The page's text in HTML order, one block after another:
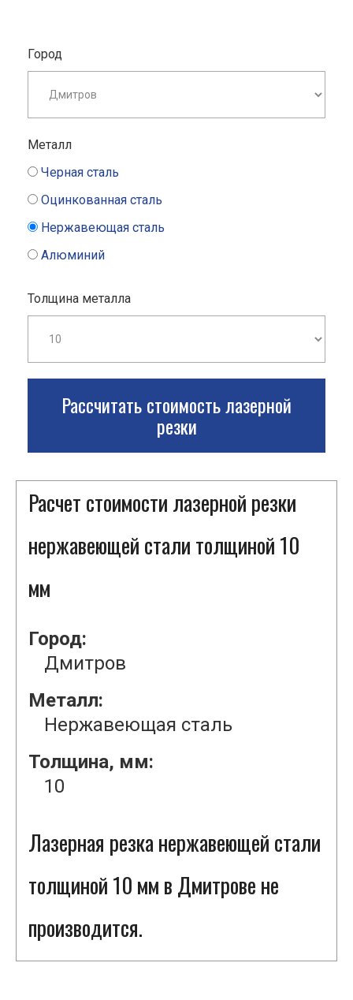
Город
Металл
Черная сталь
Оцинкованная сталь
Нержавеющая сталь
Алюминий
Толщина металла
Рассчитать стоимость лазерной
резки
Расчет стоимости лазерной резки
нержавеющей стали толщиной 10
мм
Город:
Дмитров
Металл:
Нержавеющая сталь
Толщина, мм:
10
Лазерная резка нержавеющей стали
толщиной 10 мм в Дмитрове не
производится.